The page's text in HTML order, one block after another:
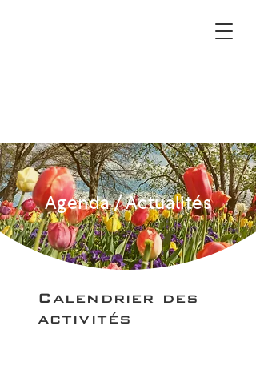
Agenda / Actualités
Calendrier des
activités